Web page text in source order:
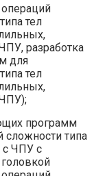
операций
тел
разработка
для
тел
программ
сложности типа
с ЧПУ с